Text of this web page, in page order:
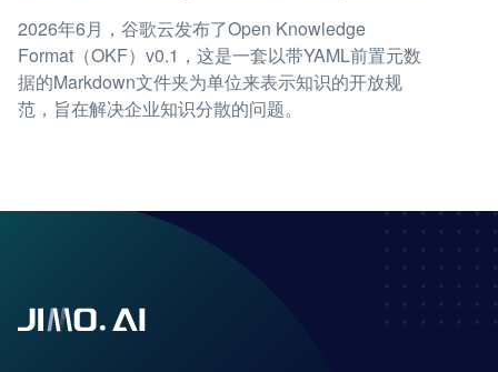
2026年6月，谷歌云发布了Open Knowledge
Format（OKF）v0.1，这是一套以带YAML前置元数
据的Markdown文件夹为单位来表示知识的开放规
范，旨在解决企业知识分散的问题。